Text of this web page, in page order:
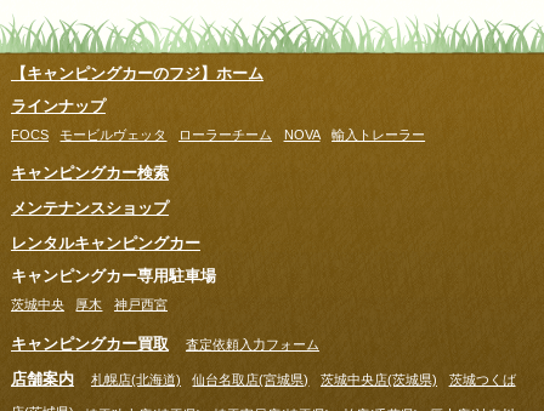
【キャンピングカーのフジ】ホーム
ラインナップ
FOCS モービルヴェッタ ローラーチーム NOVA 輸入トレーラー
キャンピングカー検索
メンテナンスショップ
レンタルキャンピングカー
キャンピングカー専用駐車場
茨城中央 厚木 神戸西宮
キャンピングカー買取 査定依頼入力フォーム
店舗案内 札幌店(北海道) 仙台名取店(宮城県) 茨城中央店(茨城県) 茨城つくば